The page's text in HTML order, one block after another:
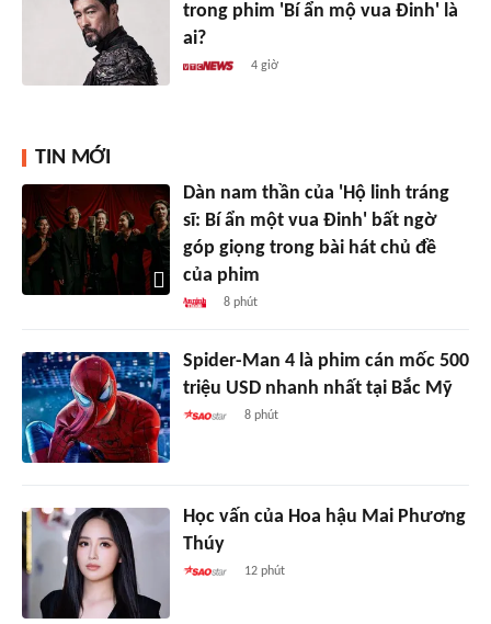
trong phim 'Bí ẩn mộ vua Đinh' là
ai?
4 giờ
TIN MỚI
Dàn nam thần của 'Hộ linh tráng
sĩ: Bí ẩn một vua Đinh' bất ngờ
góp giọng trong bài hát chủ đề
của phim
8 phút
Spider-Man 4 là phim cán mốc 500
triệu USD nhanh nhất tại Bắc Mỹ
8 phút
Học vấn của Hoa hậu Mai Phương
Thúy
12 phút